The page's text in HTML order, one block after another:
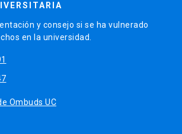
y consejo si se ha vulnerado
en la universidad.
Ombuds UC